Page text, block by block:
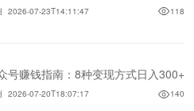
2026-07-23T14:11:47 118
号赚钱指南：8种变现方式日入300+
2026-07-20T18:07:17 140